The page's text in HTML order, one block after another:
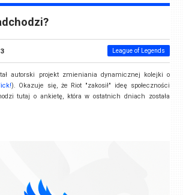
League of Legends
autorski projekt zmieniania dynamicznej kolejki o
). Okazuje się, że Riot "zakosił" ideę społeczności
tutaj o ankietę, która w ostatnich dniach została